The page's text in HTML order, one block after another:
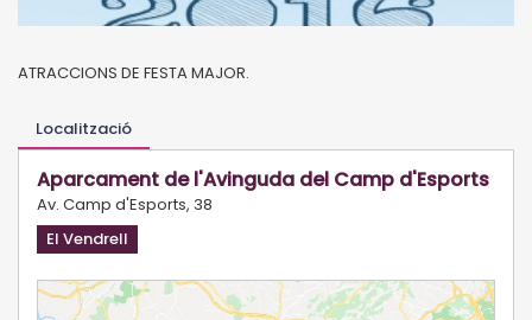
ATRACCIONS DE FESTA MAJOR.
Localització
Aparcament de l'Avinguda del Camp d'Esports
Av. Camp d'Esports, 38
El Vendrell